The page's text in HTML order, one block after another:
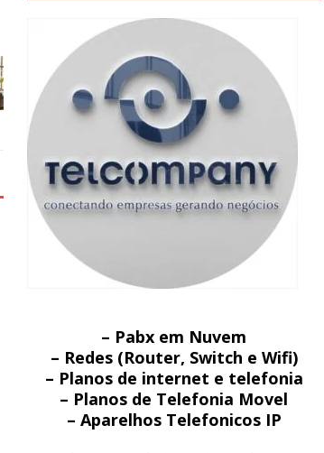
– Pabx em Nuvem
– Redes (Router, Switch e Wifi)
– Planos de internet e telefonia
– Planos de Telefonia Movel
– Aparelhos Telefonicos IP